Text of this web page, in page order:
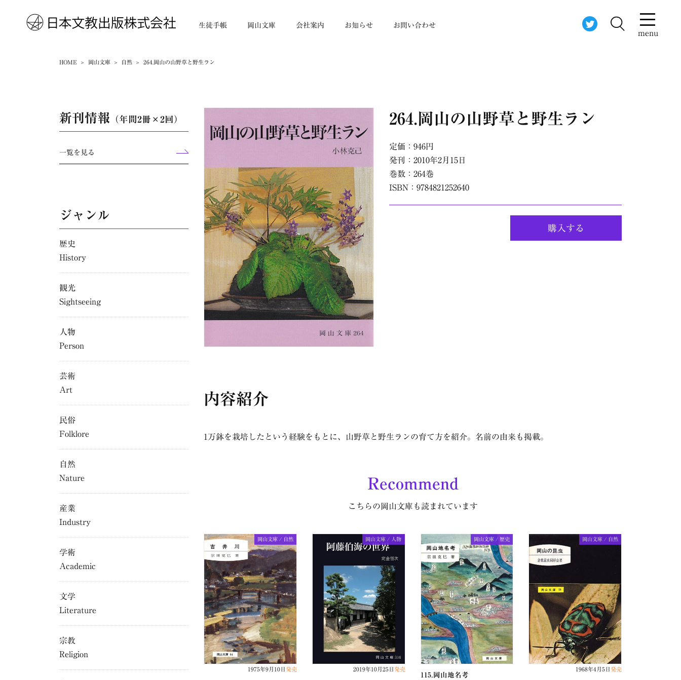
生徒手帳 岡山文庫 会社案内 お知らせ お問い合わせ
menu
HOME 岡山文庫 自然 264.岡山の山野草と野生ラン
264.岡山の山野草と野生ラン
定価：946円
発刊：2010年2月15日
巻数：264巻
ISBN：9784821252640
購入する
内容紹介
1万鉢を栽培したという経験をもとに、山野草と野生ランの育て方を紹介。名前の由来も掲載。
Recommend
こちらの岡山文庫も読まれています
岡山文庫 / 自然
1975年9月10日 発売
岡山文庫 / 人物
2019年10月25日 発売
岡山文庫 / 歴史
115.岡山地名考
岡山文庫 / 自然
1968年4月5日 発売
新刊情報 （年間2冊×2回）
一覧を見る
ジャンル
歴史
History
観光
Sightseeing
人物
Person
芸術
Art
民俗
Folklore
自然
Nature
産業
Industry
学術
Academic
文学
Literature
宗教
Religion